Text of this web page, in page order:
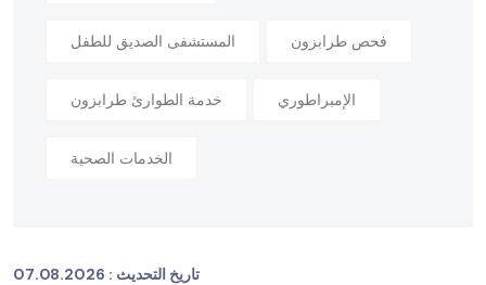
المستشفى الصديق للطفل فحص طرابزون
خدمة الطوارئ طرابزون الإمبراطوري
الخدمات الصحية
تاريخ التحديث : 07.08.2026